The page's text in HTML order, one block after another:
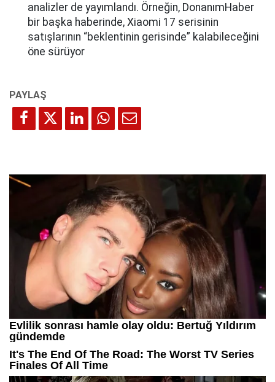
analizler de yayımlandı. Örneğin, DonanımHaber
bir başka haberinde, Xiaomi 17 serisinin
satışlarının “beklentinin gerisinde” kalabileceğini
öne sürüyor